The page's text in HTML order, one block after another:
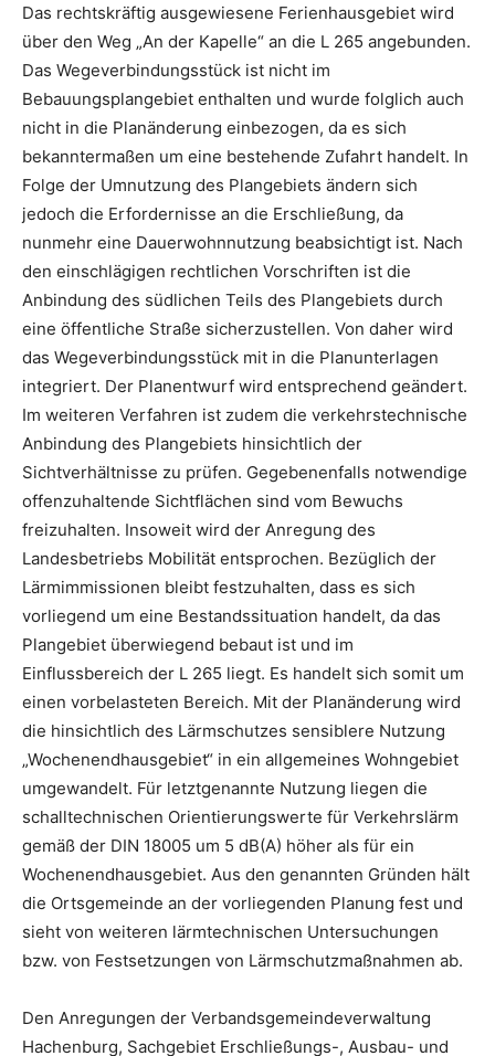
Das rechtskräftig ausgewiesene Ferienhausgebiet wird
über den Weg „An der Kapelle“ an die L 265 angebunden.
Das Wegeverbindungsstück ist nicht im
Bebauungsplangebiet enthalten und wurde folglich auch
nicht in die Planänderung einbezogen, da es sich
bekanntermaßen um eine bestehende Zufahrt handelt. In
Folge der Umnutzung des Plangebiets ändern sich
jedoch die Erfordernisse an die Erschließung, da
nunmehr eine Dauerwohnnutzung beabsichtigt ist. Nach
den einschlägigen rechtlichen Vorschriften ist die
Anbindung des südlichen Teils des Plangebiets durch
eine öffentliche Straße sicherzustellen. Von daher wird
das Wegeverbindungsstück mit in die Planunterlagen
integriert. Der Planentwurf wird entsprechend geändert.
Im weiteren Verfahren ist zudem die verkehrstechnische
Anbindung des Plangebiets hinsichtlich der
Sichtverhältnisse zu prüfen. Gegebenenfalls notwendige
offenzuhaltende Sichtflächen sind vom Bewuchs
freizuhalten. Insoweit wird der Anregung des
Landesbetriebs Mobilität entsprochen. Bezüglich der
Lärmimmissionen bleibt festzuhalten, dass es sich
vorliegend um eine Bestandssituation handelt, da das
Plangebiet überwiegend bebaut ist und im
Einflussbereich der L 265 liegt. Es handelt sich somit um
einen vorbelasteten Bereich. Mit der Planänderung wird
die hinsichtlich des Lärmschutzes sensiblere Nutzung
„Wochenendhausgebiet“ in ein allgemeines Wohngebiet
umgewandelt. Für letztgenannte Nutzung liegen die
schalltechnischen Orientierungswerte für Verkehrslärm
gemäß der DIN 18005 um 5 dB(A) höher als für ein
Wochenendhausgebiet. Aus den genannten Gründen hält
die Ortsgemeinde an der vorliegenden Planung fest und
sieht von weiteren lärmtechnischen Untersuchungen
bzw. von Festsetzungen von Lärmschutzmaßnahmen ab.
Den Anregungen der Verbandsgemeindeverwaltung
Hachenburg, Sachgebiet Erschließungs-, Ausbau- und